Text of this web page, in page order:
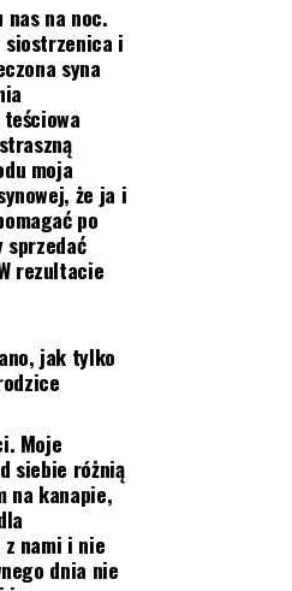
nas na noc.
siostrzenica i
syna
moja
że ja i
po
sprzedać
rezultacie
jak tylko
Moje
siebie różnią
na kanapie,
nami i nie
dnia nie